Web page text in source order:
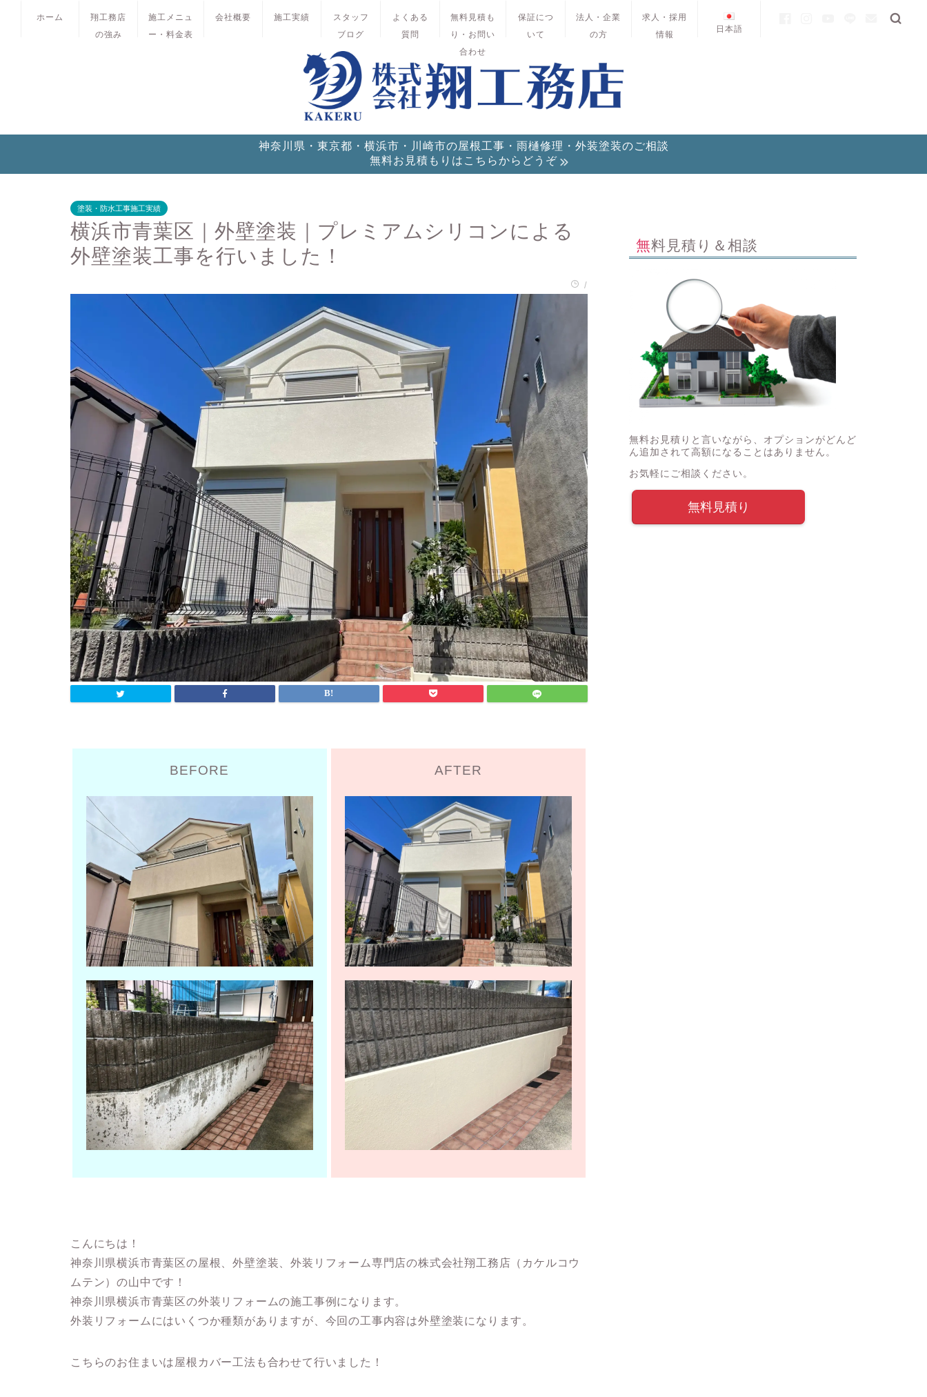
ホーム
翔工務店
の強み
施工メニュ
ー・料金表
会社概要 施工実績
スタッフ
ブログ
よくある
質問
無料見積も
り・お問い
合わせ
保証につ
いて
法人・企業
の方
求人・採用
情報
日本語
神奈川県・東京都・横浜市・川崎市の屋根工事・雨樋修理・外装塗装のご相談
無料お見積もりはこちらからどうぞ
塗装・防水工事施工実績
横浜市青葉区｜外壁塗装｜プレミアムシリコンによる
外壁塗装工事を行いました！
/
BEFORE AFTER
こんにちは！
神奈川県横浜市青葉区の屋根、外壁塗装、外装リフォーム専門店の株式会社翔工務店（カケルコウ
ムテン）の山中です！
神奈川県横浜市青葉区の外装リフォームの施工事例になります。
外装リフォームにはいくつか種類がありますが、今回の工事内容は外壁塗装になります。
こちらのお住まいは屋根カバー工法も合わせて行いました！
無料見積り＆相談
無料お見積りと言いながら、オプションがどんど
ん追加されて高額になることはありません。
お気軽にご相談ください。
無料見積り